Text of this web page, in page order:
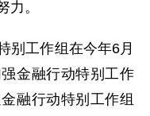
力。
工作组在今年6月
金融行动特别工作
融行动特别工作组